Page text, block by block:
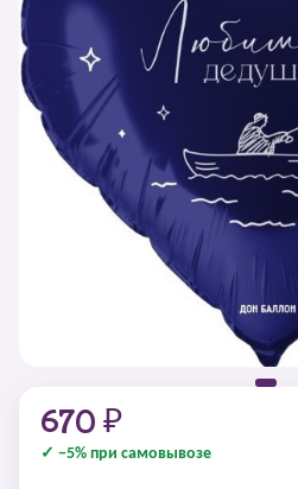
670 ₽
✓ −5% при самовывозе